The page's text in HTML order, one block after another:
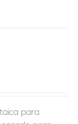
para